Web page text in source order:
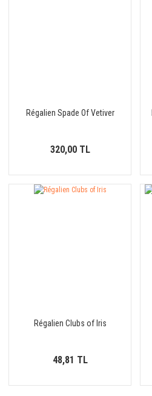
Régalien Spade Of Vetiver
320,00 TL
Régalien Clubs of Iris
48,81 TL